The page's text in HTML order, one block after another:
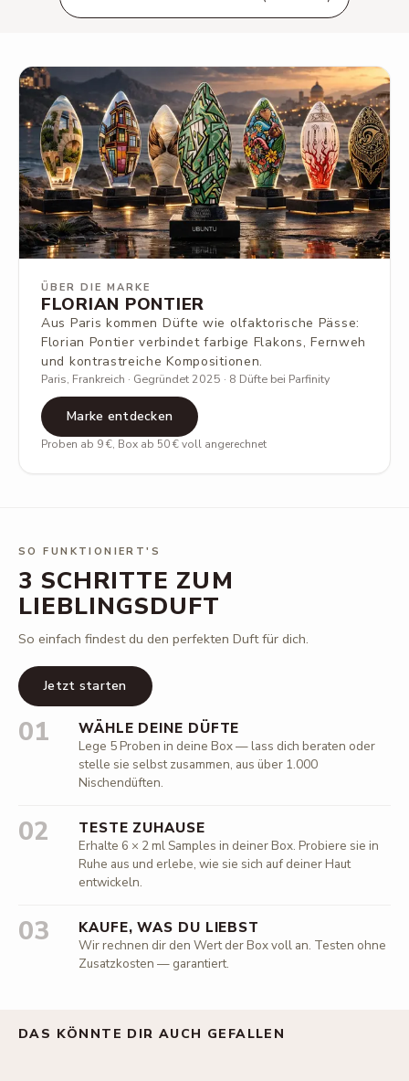
ÜBER DIE MARKE
FLORIAN PONTIER
Aus Paris kommen Düfte wie olfaktorische Pässe:
Florian Pontier verbindet farbige Flakons, Fernweh
und kontrastreiche Kompositionen.
Paris, Frankreich · Gegründet 2025 · 8 Düfte bei Parfinity
Marke entdecken
Proben ab 9 €, Box ab 50 € voll angerechnet
SO FUNKTIONIERT'S
3 SCHRITTE ZUM
LIEBLINGSDUFT
So einfach findest du den perfekten Duft für dich.
Jetzt starten
01 WÄHLE DEINE DÜFTE
Lege 5 Proben in deine Box — lass dich beraten oder
stelle sie selbst zusammen, aus über 1.000
Nischendüften.
02 TESTE ZUHAUSE
Erhalte 6 × 2 ml Samples in deiner Box. Probiere sie in
Ruhe aus und erlebe, wie sie sich auf deiner Haut
entwickeln.
03 KAUFE, WAS DU LIEBST
Wir rechnen dir den Wert der Box voll an. Testen ohne
Zusatzkosten — garantiert.
DAS KÖNNTE DIR AUCH GEFALLEN